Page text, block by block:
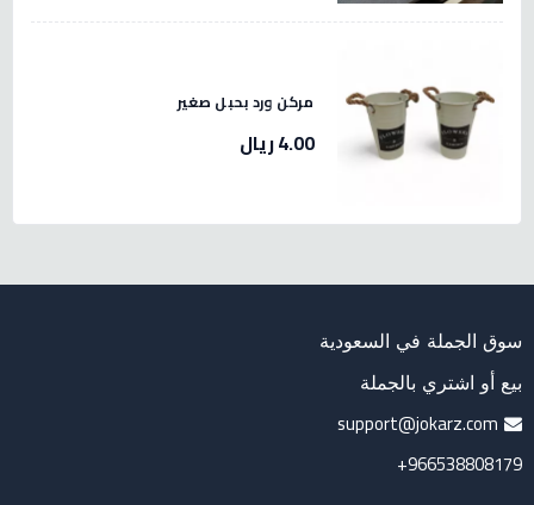
مركن ورد بحبل صغير
4.00 ريال
سوق الجملة في السعودية
بيع أو اشتري بالجملة
support@jokarz.com
966538808179+